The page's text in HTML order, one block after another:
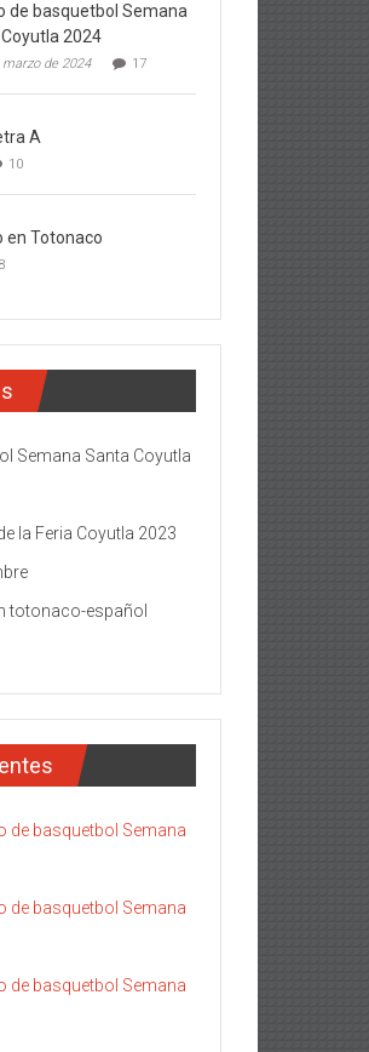
de basquetbol Semana
2024
marzo de 2024 17
A
10
en Totonaco
8
Semana Santa Coyutla
la Feria Coyutla 2023
totonaco-español
de basquetbol Semana
de basquetbol Semana
de basquetbol Semana